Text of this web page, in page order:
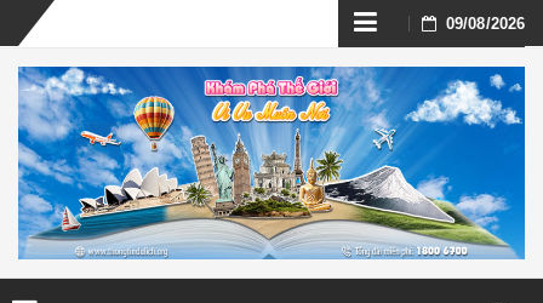
Skip
to
content
09/08/2026